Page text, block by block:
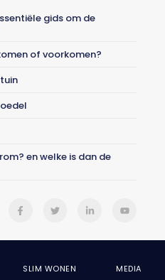
gids om de
of voorkomen?
en welke is dan de
SLIM WONEN MEDIA